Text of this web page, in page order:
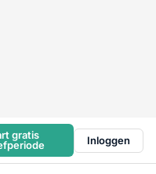
gratis
Inloggen